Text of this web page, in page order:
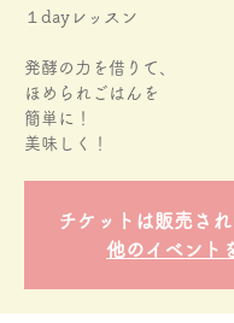
１dayレッスン
発酵の力を借りて、
ほめられごはんを
簡単に！
美味しく！
チケットは販売さ
他のイベント